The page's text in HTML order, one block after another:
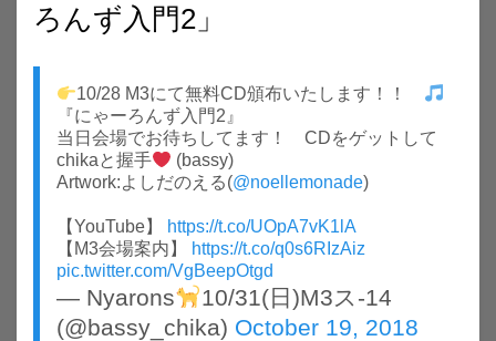
ろんず入門2」
10/28 M3にて無料CD頒布いたします！！
『にゃーろんず入門2』
当日会場でお待ちしてます！ CDをゲットして
chikaと握手
(bassy)
Artwork:よしだのえる(@noellemonade)
【YouTube】
https://t.co/UOpA7vK1lA
【M3会場案内】
https://t.co/q0s6RIzAiz
pic.twitter.com/VgBeepOtgd
— Nyarons
10/31(日)M3ス-14
(@bassy_chika) October 19, 2018